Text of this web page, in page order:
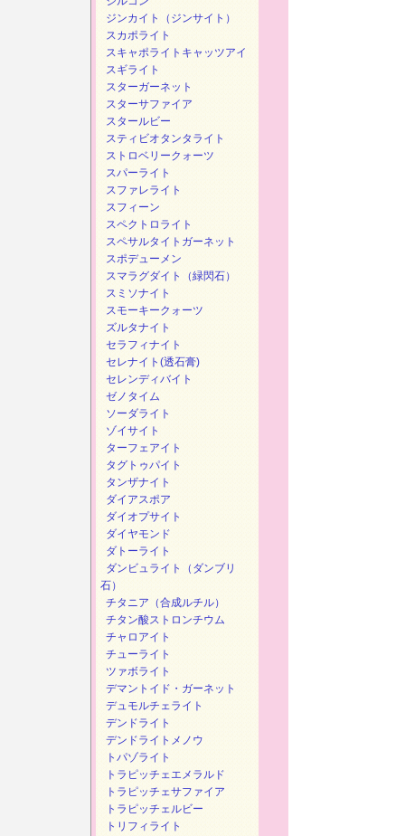
ジンカイト（ジンサイト）
スカポライト
スキャポライトキャッツアイ
スギライト
スターガーネット
スターサファイア
スタールビー
スティビオタンタライト
ストロベリークォーツ
スパーライト
スファレライト
スフィーン
スペクトロライト
スペサルタイトガーネット
スポデューメン
スマラグダイト（緑閃石）
スミソナイト
スモーキークォーツ
ズルタナイト
セラフィナイト
セレナイト(透石膏)
セレンディバイト
ゼノタイム
ソーダライト
ゾイサイト
ターフェアイト
タグトゥパイト
タンザナイト
ダイアスポア
ダイオプサイト
ダイヤモンド
ダトーライト
ダンビュライト（ダンブリ
石）
チタニア（合成ルチル）
チタン酸ストロンチウム
チャロアイト
チューライト
ツァボライト
デマントイド・ガーネット
デュモルチェライト
デンドライト
デンドライトメノウ
トパゾライト
トラピッチェエメラルド
トラピッチェサファイア
トラピッチェルビー
トリフィライト